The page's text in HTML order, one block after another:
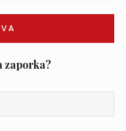
zaporka?